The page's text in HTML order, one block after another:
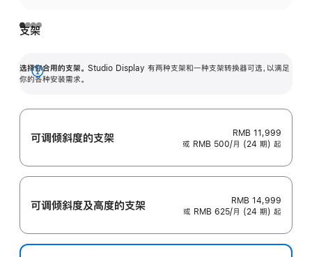
支架
选择你合用的支架。 Studio Display 有两种支架和一种支架转换器可选，以满足
你的各种安装需求。
展
可调倾斜度的支架
RMB 11,999
或 RMB 500/月 (24 期) 起
可调倾斜度及高‍度的支‍架
RMB 14,999
或 RMB 625/月 (24 期) 起